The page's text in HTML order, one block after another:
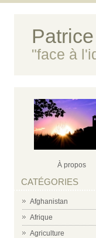
"face à
À propos
CATÉGORIES
Afghanistan
Afrique
Agriculture